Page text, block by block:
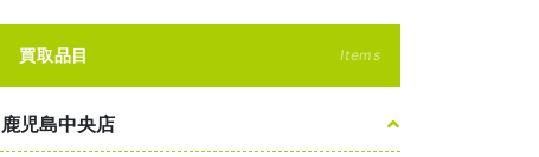
買取品目 Items
鹿児島中央店